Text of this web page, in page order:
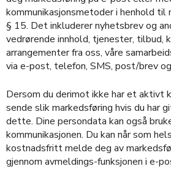
kommunikasjonsmetoder i henhold til
§ 15. Det inkluderer nyhetsbrev og
vedrørende innhold, tjenester, tilbud,
arrangementer fra oss, våre
via e-post, telefon, SMS, post/brev
Dersom du derimot ikke har et aktivt
sende slik markedsføring hvis du har
dette. Dine persondata kan også
kommunikasjonen. Du kan når som
kostnadsfritt melde deg av
gjennom avmeldings-funksjonen i e-